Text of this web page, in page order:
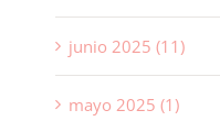
junio 2025 (11)
mayo 2025 (1)